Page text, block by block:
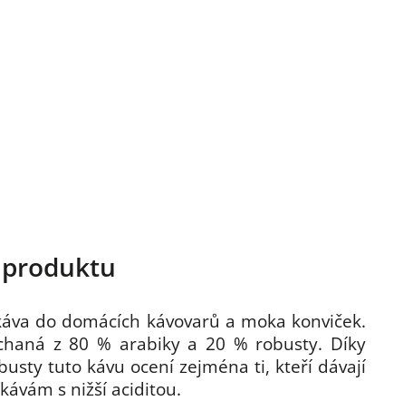
do domácích kávovarů a moka konviček.
z 80 % arabiky a 20 % robusty. Díky
tuto kávu ocení zejména ti, kteří dávají
s nižší aciditou.